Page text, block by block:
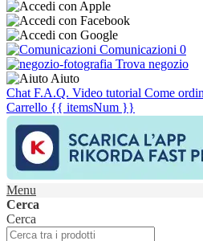
Comunicazioni 0
Trova negozio
Aiuto
Chat F.A.Q. Video tutorial Come
Carrello {{ itemsNum }}
Menu
Cerca
Cerca